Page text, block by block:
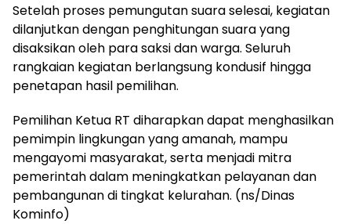
Setelah proses pemungutan suara selesai, kegiatan
dilanjutkan dengan penghitungan suara yang
disaksikan oleh para saksi dan warga. Seluruh
rangkaian kegiatan berlangsung kondusif hingga
penetapan hasil pemilihan.
Pemilihan Ketua RT diharapkan dapat menghasilkan
pemimpin lingkungan yang amanah, mampu
mengayomi masyarakat, serta menjadi mitra
pemerintah dalam meningkatkan pelayanan dan
pembangunan di tingkat kelurahan. (ns/Dinas
Kominfo)